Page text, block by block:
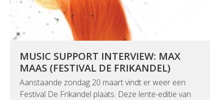
MUSIC SUPPORT INTERVIEW: MAX
MAAS (FESTIVAL DE FRIKANDEL)
Aanstaande zondag 20 maart vindt er weer een
Festival De Frikandel plaats. Deze lente-editie van